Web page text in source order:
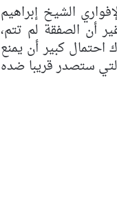
الشيخ إبراهيم
أن الصفقة لم تتم،
احتمال كبير أن يمنع
التي ستصدر قريبا ضده